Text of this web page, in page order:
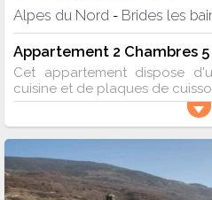
Alpes du Nord - Brides les
Appartement 2 Chambres 5
Cet appartement dispose
cuisine et de plaques de